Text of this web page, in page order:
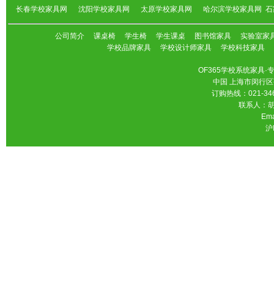
长春学校家具网
沈阳学校家具网 太原学校家具网 哈尔滨学校家具网
公司简介 课桌椅 学生椅 学生课桌 图书馆家具
实验室家
学校品牌家具
学校设计师家具 学校科技家具
OF365学校系统家具
中国 上海市闵行
订购热线：021-
联系人：